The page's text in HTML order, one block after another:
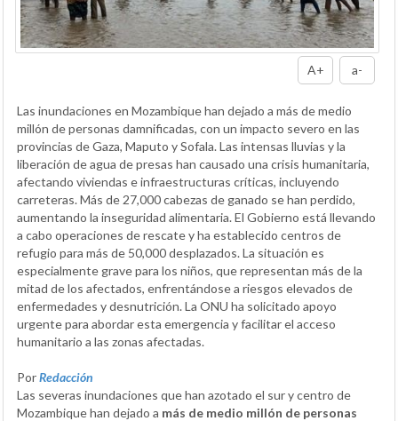
A+ a-
Las inundaciones en Mozambique han dejado a más de medio
millón de personas damnificadas, con un impacto severo en las
provincias de Gaza, Maputo y Sofala. Las intensas lluvias y la
liberación de agua de presas han causado una crisis humanitaria,
afectando viviendas e infraestructuras críticas, incluyendo
carreteras. Más de 27,000 cabezas de ganado se han perdido,
aumentando la inseguridad alimentaria. El Gobierno está llevando
a cabo operaciones de rescate y ha establecido centros de
refugio para más de 50,000 desplazados. La situación es
especialmente grave para los niños, que representan más de la
mitad de los afectados, enfrentándose a riesgos elevados de
enfermedades y desnutrición. La ONU ha solicitado apoyo
urgente para abordar esta emergencia y facilitar el acceso
humanitario a las zonas afectadas.
PorRedacción
Las severas inundaciones que han azotado el sur y centro de
Mozambique han dejado a más de medio millón de personas